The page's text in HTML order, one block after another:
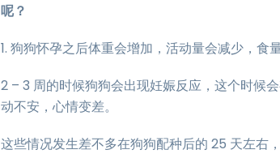
呢？
1. 狗狗怀孕之后体重会增加，活动量会减少，食
2 – 3 周的时候狗狗会出现妊娠反应，这个时候
动不安，心情变差。
这些情况发生差不多在狗狗配种后的 25 天左右